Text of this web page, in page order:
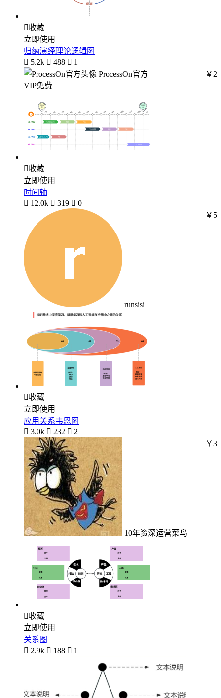
收藏
立即使用
归纳演绎理论逻辑图
 5.2k  488  1
ProcessOn官方
￥2
VIP免费
收藏
立即使用
时间轴
 12.0k  319  0
runsisi
￥5
收藏
立即使用
应用关系韦恩图
 3.0k  232  2
10年资深运营菜鸟
￥3
收藏
立即使用
关系图
 2.9k  188  1